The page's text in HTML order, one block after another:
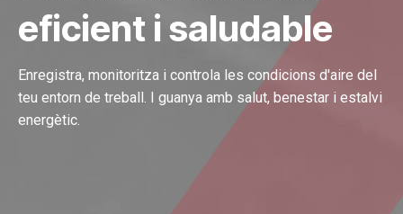
eficient i saludable
Enregistra, monitoritza i controla les condicions d'aire del
teu entorn de treball. I guanya amb salut, benestar i estalvi
energètic.